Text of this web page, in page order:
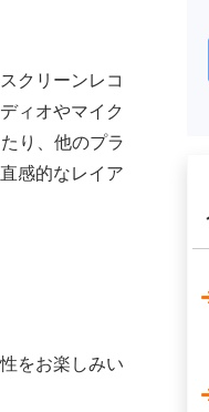
クリーンレコ
ィオやマイク
り、他のプラ
感的なレイア
をお楽しみい